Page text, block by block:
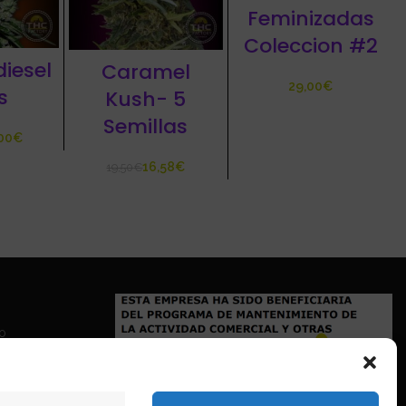
€
Caramel
Kush- 5
Semillas
€16,58€
Feminizadas
Coleccion #2
€